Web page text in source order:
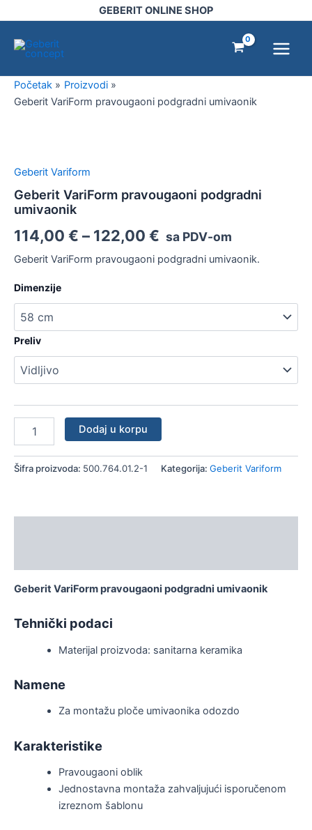
na
sadržaj
GEBERIT ONLINE SHOP
Menu
Početak
Proizvodi
Geberit VariForm pravougaoni podgradni umivaonik
Geberit Variform
Geberit VariForm pravougaoni podgradni
umivaonik
114,00 € – 122,00 € sa PDV-om
Geberit VariForm pravougaoni podgradni umivaonik.
Dimenzije
Preliv
podgradni
umivaonik
količina
Dodaj u korpu
Šifra proizvoda: 500.764.01.2-1 Kategorija: Geberit Variform
Geberit VariForm pravougaoni podgradni umivaonik
Tehnički podaci
Materijal proizvoda: sanitarna keramika
Namene
Za montažu ploče umivaonika odozdo
Karakteristike
Pravougaoni oblik
Jednostavna montaža zahvaljujući isporučenom
izreznom šablonu